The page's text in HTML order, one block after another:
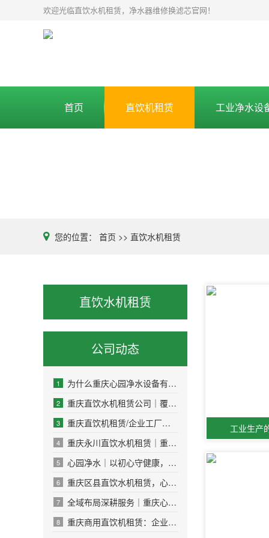
欢迎光临直饮水机租赁，净水器维修换滤芯官网！
首页 直饮机租赁 工业净水设
您的位置： 首页 >> 直饮水机租赁
直饮水机租赁
公司动态
1 为什么重庆心园净水设备有限公司，直饮水机租赁租金会比同行更低？
2 重庆直饮水机租赁公司｜覆盖贵阳成都宜宾多城市商用饮水服务
3 重庆直饮机租赁/企业工厂办公室优选
4 重庆永川直饮水机租赁｜重庆心园净水：专业全托管，健康好水省心选
5 心园净水｜以初心守健康，用专业护万家，五一服务不打烊
6 重庆区县直饮水机租赁，心园净水全覆盖！
7 全域布局深耕服务｜重庆心园净水直饮水机租赁业务覆盖江津、璧山、合川、永川，火热招募本地售后人员
8 重庆商用直饮机租赁：企业替代桶装水省心省钱解决方案
工业生产